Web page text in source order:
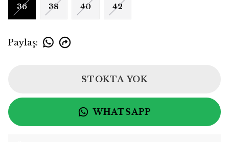
36 38 40 42
Paylaş:
STOKTA YOK
WHATSAPP